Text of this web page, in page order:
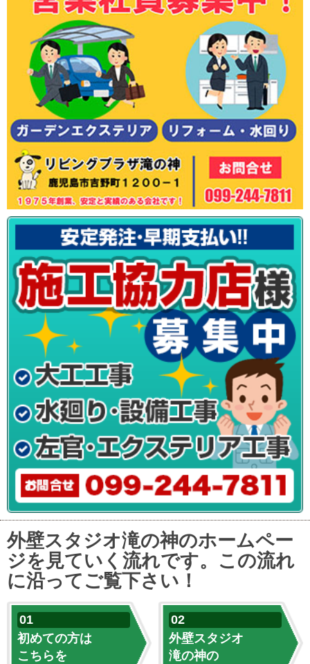
外壁スタジオ滝の神のホームペー
ジを見ていく流れです。この流れ
に沿ってご覧下さい！
初めての方は
こちらを
外壁スタジオ
滝の神の